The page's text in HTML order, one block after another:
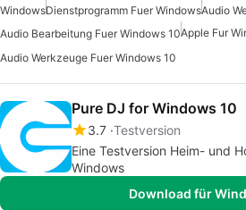
WindowsDienstprogramm Fuer WindowsAudio
Audio Bearbeitung Fuer Windows 10Apple Fur
Audio Werkzeuge Fuer Windows 10
Pure DJ for Windows 10
3.7 Testversion
Eine Testversion Heim- und
Windows
Download für